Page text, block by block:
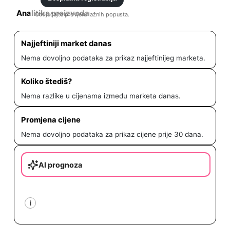
Otključajte provjeru lažnih popusta.
Analitika proizvoda
Najjeftiniji market danas
Nema dovoljno podataka za prikaz najjeftinijeg marketa.
Koliko štediš?
Nema razlike u cijenama između marketa danas.
Promjena cijene
Nema dovoljno podataka za prikaz cijene prije 30 dana.
AI prognoza
i